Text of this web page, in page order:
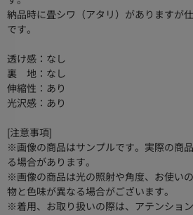
納品時に畳シワ（アタリ）がありますが
です。
透け感：なし
裏 地：なし
伸縮性：あり
光沢感：あり
[注意事項]
※画像の商品はサンプルです。実際の商
る場合があります。
※画像の商品は光の照射や角度、お使い
物と色味が異なる場合がございます。
※着用、お取り扱いの際は、アテンショ